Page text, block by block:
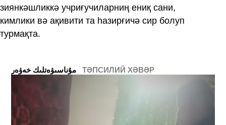
зиянкәшликкә учриғучиларниң ениқ сани,
кимлики вә ақивити та һазирғичә сир болуп
турмақта.
ТӘПСИЛИЙ ХӘВӘР